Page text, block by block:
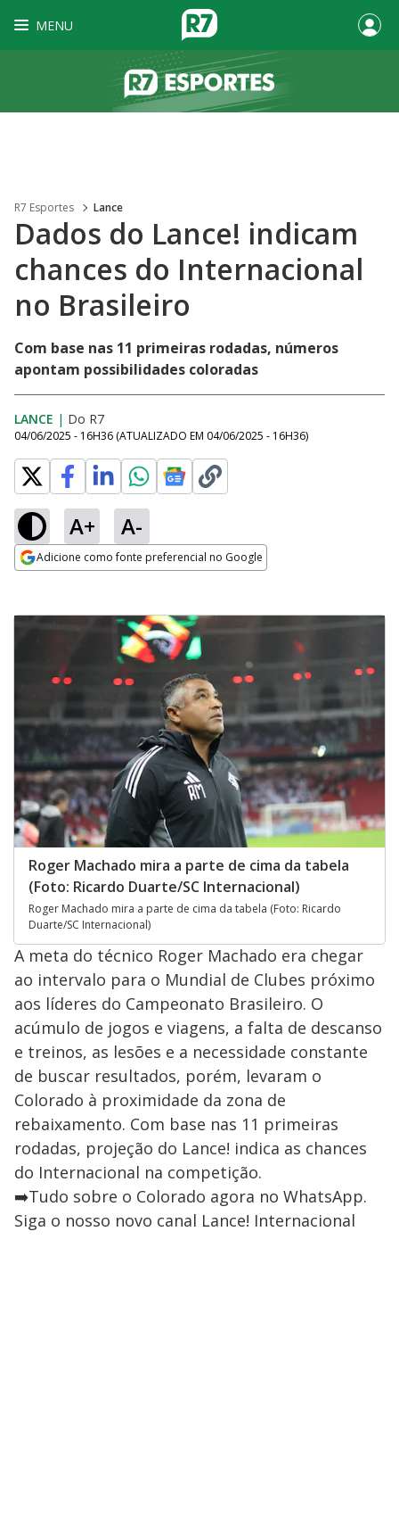
MENU
R7 Esportes Lance
Dados do Lance! indicam
chances do Internacional
no Brasileiro
Com base nas 11 primeiras rodadas, números
apontam possibilidades coloradas
LANCE | Do R7
04/06/2025 - 16H36 (ATUALIZADO EM 04/06/2025 - 16H36)
A+ A-
Adicione como fonte preferencial no Google
Roger Machado mira a parte de cima da tabela
(Foto: Ricardo Duarte/SC Internacional)
Roger Machado mira a parte de cima da tabela (Foto: Ricardo
Duarte/SC Internacional)
A meta do técnico Roger Machado era chegar
ao intervalo para o Mundial de Clubes próximo
aos líderes do Campeonato Brasileiro. O
acúmulo de jogos e viagens, a falta de descanso
e treinos, as lesões e a necessidade constante
de buscar resultados, porém, levaram o
Colorado à proximidade da zona de
rebaixamento. Com base nas 11 primeiras
rodadas, projeção do Lance! indica as chances
do Internacional na competição.
➡️Tudo sobre o Colorado agora no WhatsApp.
Siga o nosso novo canal Lance! Internacional